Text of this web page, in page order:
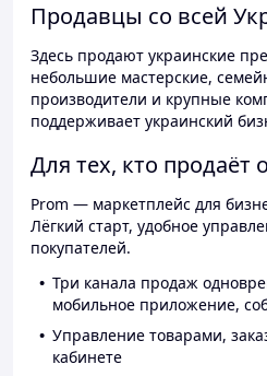
Продавцы со всей
Здесь продают украинские
небольшие мастерские,
производители и крупные
поддерживает украинский
Для тех, кто продаёт
Prom — маркетплейс для
Лёгкий старт, удобное
покупателей.
Три канала продаж
мобильное приложение,
Управление товарами,
кабинете